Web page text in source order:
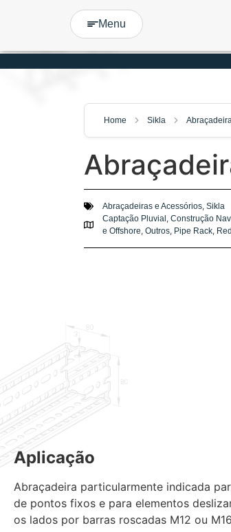
Menu
Home Sikla
Abraçadeiras e Acessórios, Sikla
Captação Pluvial , Construção
e Offshore, Outros, Pipe Rack,
Aplicação
Abraçadeira particularmente indicada
de pontos fixos e para elementos
os lados por barras roscadas M12 ou